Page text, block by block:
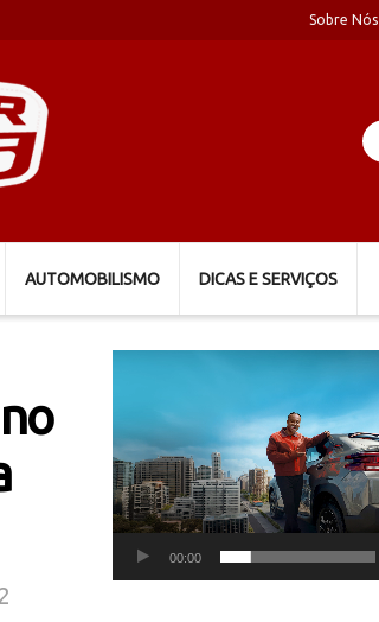
Sobre Nós
AUTOMOBILISMO DICAS E SERVIÇOS
00:00